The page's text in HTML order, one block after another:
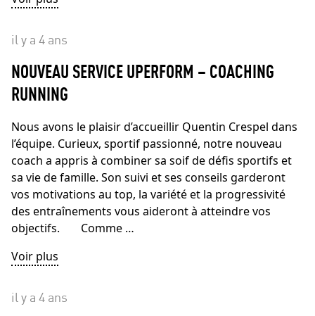
il y a 4 ans
NOUVEAU SERVICE UPERFORM – COACHING
RUNNING
Nous avons le plaisir d’accueillir Quentin Crespel dans
l’équipe. Curieux, sportif passionné, notre nouveau
coach a appris à combiner sa soif de défis sportifs et
sa vie de famille. Son suivi et ses conseils garderont
vos motivations au top, la variété et la progressivité
des entraînements vous aideront à atteindre vos
objectifs. Comme …
Voir plus
il y a 4 ans